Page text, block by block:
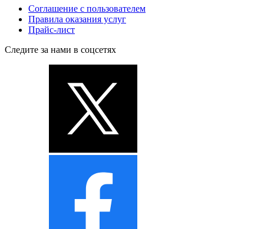
Соглашение с пользователем
Правила оказания услуг
Прайс-лист
Следите за нами в соцсетях